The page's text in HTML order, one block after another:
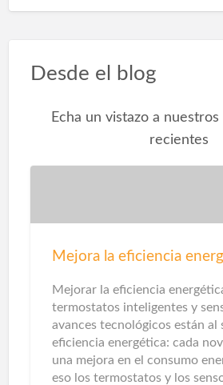
Desde el blog
Echa un vistazo a
recientes
Mejorar la eficiencia
termostatos inteligentes y
avances tecnológicos están al
eficiencia energética: cada
una mejora en el consumo
eso los termostatos y los